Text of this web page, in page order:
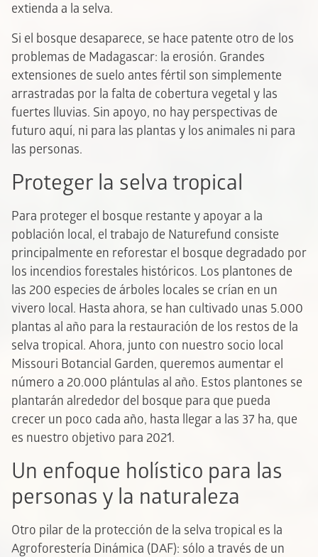
extienda a la selva.
Si el bosque desaparece, se hace patente otro de los
problemas de Madagascar: la erosión. Grandes
extensiones de suelo antes fértil son simplemente
arrastradas por la falta de cobertura vegetal y las
fuertes lluvias. Sin apoyo, no hay perspectivas de
futuro aquí, ni para las plantas y los animales ni para
las personas.
Proteger la selva tropical
Para proteger el bosque restante y apoyar a la
población local, el trabajo de Naturefund consiste
principalmente en reforestar el bosque degradado por
los incendios forestales históricos. Los plantones de
las 200 especies de árboles locales se crían en un
vivero local. Hasta ahora, se han cultivado unas 5.000
plantas al año para la restauración de los restos de la
selva tropical. Ahora, junto con nuestro socio local
Missouri Botancial Garden, queremos aumentar el
número a 20.000 plántulas al año. Estos plantones se
plantarán alrededor del bosque para que pueda
crecer un poco cada año, hasta llegar a las 37 ha, que
es nuestro objetivo para 2021.
Un enfoque holístico para las
personas y la naturaleza
Otro pilar de la protección de la selva tropical es la
Agroforestería Dinámica (DAF): sólo a través de un